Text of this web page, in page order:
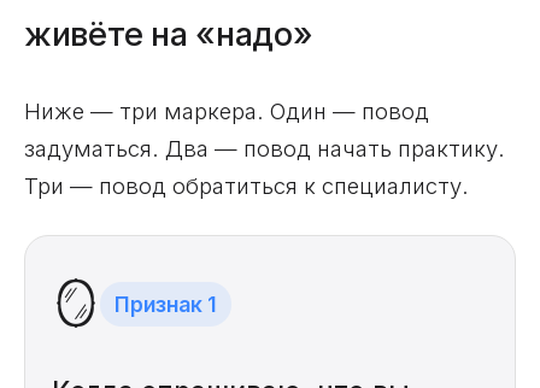
живёте на «надо»
Ниже — три маркера. Один — повод
задуматься. Два — повод начать практику.
Три — повод обратиться к специалисту.
🪞 Признак 1